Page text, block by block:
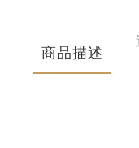
商品描述